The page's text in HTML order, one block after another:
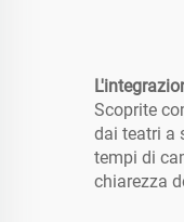
Scoprite
dai teatri a
tempi di
chiarezza